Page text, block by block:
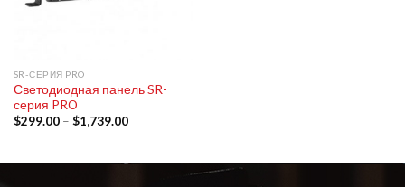
SR-СЕРИЯ PRO
Светодиодная панель SR-
серия PRO
$299.00– $1,739.00